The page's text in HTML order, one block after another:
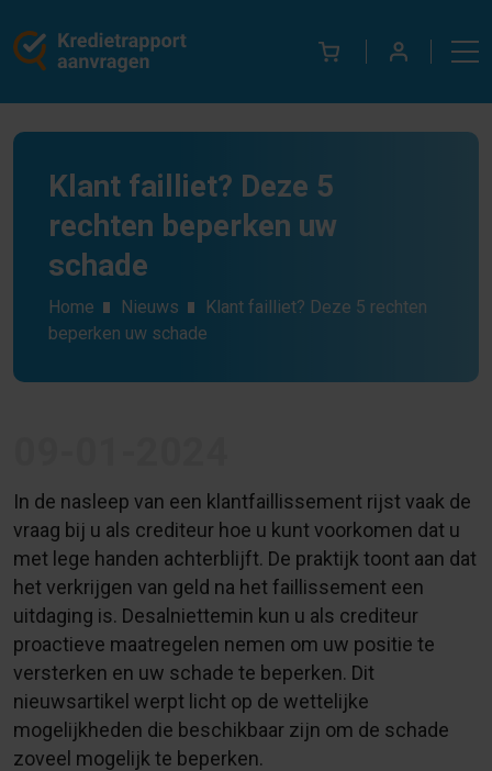
Klant failliet? Deze 5
rechten beperken uw
schade
Home Nieuws
Klant failliet? Deze 5 rechten
beperken uw schade
In de nasleep van een klantfaillissement rijst vaak de
vraag bij u als crediteur hoe u kunt voorkomen dat u
met lege handen achterblijft. De praktijk toont aan dat
het verkrijgen van geld na het faillissement een
uitdaging is. Desalniettemin kun u als crediteur
proactieve maatregelen nemen om uw positie te
versterken en uw schade te beperken. Dit
nieuwsartikel werpt licht op de wettelijke
mogelijkheden die beschikbaar zijn om de schade
zoveel mogelijk te beperken.